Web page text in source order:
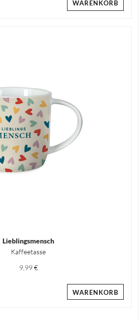
WARENKORB
Lieblingsmensch
Kaffeetasse
9,99 €
WARENKORB